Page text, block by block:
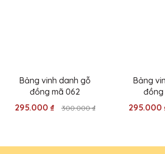
của Quà Tặng Pha Lê QTG thật sự sáng tạo
và đồng nghiệp.
Bảng vinh danh gỗ
đồng mã 062
295.000 ₫
300.000 ₫
Bảng
đồng
295.000